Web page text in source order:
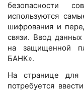
безопасности
используются
шифрования и
связи. Ввод
на защищенной
БАНК».
На странице для
потребуется